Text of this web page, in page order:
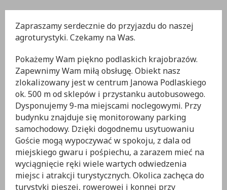
Zapraszamy serdecznie do przyjazdu do naszej
agroturystyki. Czekamy na Was.
Pokażemy Wam piękno podlaskich krajobrazów.
Zapewnimy Wam miłą obsługę. Obiekt nasz
zlokalizowany jest w centrum Janowa Podlaskiego
ok. 500 m od sklepów i przystanku autobusowego.
Dysponujemy 9-ma miejscami noclegowymi. Przy
budynku znajduje się monitorowany parking
samochodowy. Dzięki dogodnemu usytuowaniu
Goście mogą wypoczywać w spokoju, z dala od
miejskiego gwaru i pośpiechu, a zarazem mieć na
wyciągnięcie ręki wiele wartych odwiedzenia
miejsc i atrakcji turystycznych. Okolica zachęca do
turystyki pieszej, rowerowej i konnej przy